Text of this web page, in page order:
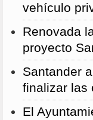
vehículo
Renovada
proyecto
Santander
finalizar las
El